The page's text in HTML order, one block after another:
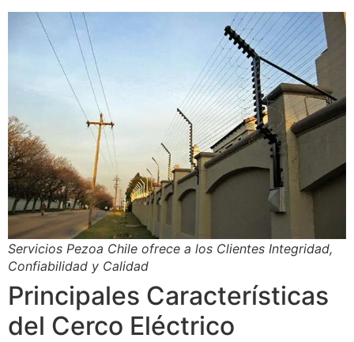
Servicios Pezoa Chile ofrece a los Clientes Integridad,
Confiabilidad y Calidad
Principales Características
del Cerco Eléctrico